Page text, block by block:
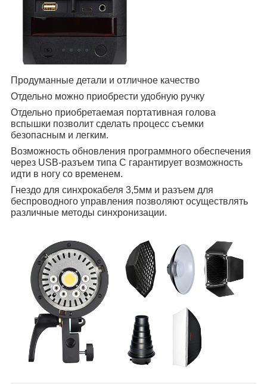
Продуманные детали и отличное качество
Отдельно можно приобрести удобную ручку
Отдельно приобретаемая портативная голова
вспышки позволит сделать процесс съемки
безопасным и легким.
Возможность обновления программного обеспечения
через USB-разъем типа С гарантирует возможность
идти в ногу со временем.
Гнездо для синхрокабеля 3,5мм и разъем для
беспроводного управления позволяют осуществлять
различные методы синхронизации.